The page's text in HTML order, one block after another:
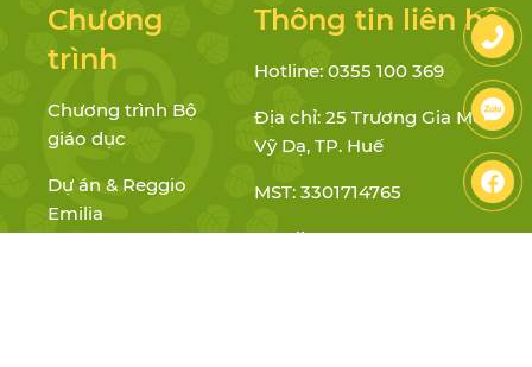
Chương
trình
Chương trình Bộ
giáo dục
Dự án & Reggio
Emilia
Thông tin liên hệ
Hotline: 0355 100 369
Địa chỉ: 25 Trương Gia Mô, P.
Vỹ Dạ, TP. Huế
MST: 3301714765
Email: